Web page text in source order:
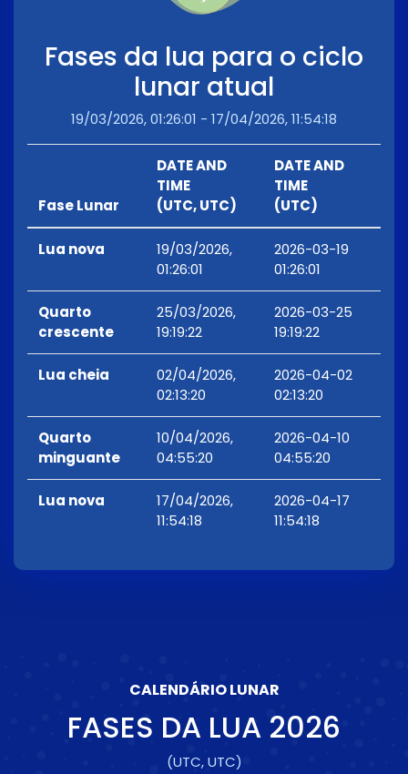
Fases da lua para o ciclo
lunar atual
19/03/2026, 01:26:01 - 17/04/2026, 11:54:18
Fase Lunar
DATE AND
TIME
(UTC, UTC)
DATE AND
TIME
(UTC)
Lua nova
19/03/2026,
01:26:01
2026-03-19
01:26:01
Quarto
crescente
25/03/2026,
19:19:22
2026-03-25
19:19:22
Lua cheia
02/04/2026,
02:13:20
2026-04-02
02:13:20
Quarto
minguante
10/04/2026,
04:55:20
2026-04-10
04:55:20
Lua nova
17/04/2026,
11:54:18
2026-04-17
11:54:18
CALENDÁRIO LUNAR
FASES DA LUA 2026
(UTC, UTC)